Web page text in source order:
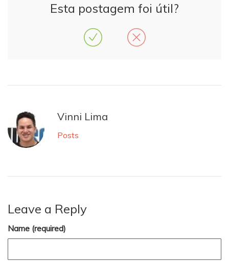
Esta postagem foi útil?
Vinni Lima
Posts
Leave a Reply
Name (required)